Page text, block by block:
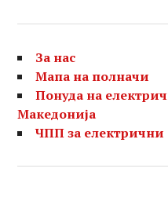
За нас
Мапа на полначи
Понуда на
Македонија
ЧПП за